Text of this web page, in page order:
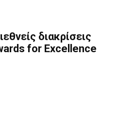
διακρίσεις
for Excellence